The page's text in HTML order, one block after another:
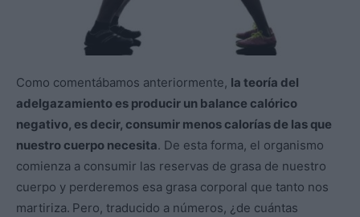
Como comentábamos anteriormente, la teoría del
adelgazamiento es producir un balance calórico
negativo, es decir, consumir menos calorías de las que
nuestro cuerpo necesita. De esta forma, el organismo
comienza a consumir las reservas de grasa de nuestro
cuerpo y perderemos esa grasa corporal que tanto nos
martiriza. Pero, traducido a números, ¿de cuántas